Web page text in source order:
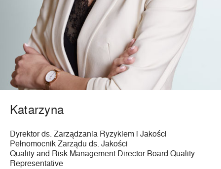
Katarzyna
Dyrektor ds. Zarządzania Ryzykiem i Jakości
Pełnomocnik Zarządu ds. Jakości
Quality and Risk Management Director Board Quality
Representative